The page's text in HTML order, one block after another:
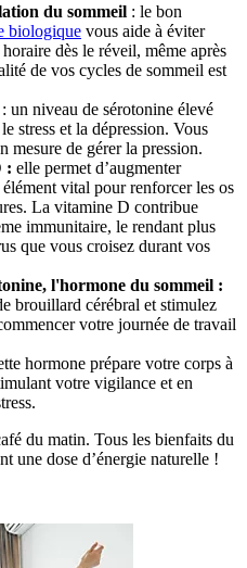
du sommeil : le bon
biologique vous aide à éviter
dès le réveil, même après
de vos cycles de sommeil est
: un niveau de sérotonine élevé
stress et la dépression. Vous
mesure de gérer la pression.
: elle permet d’augmenter
vital pour renforcer les os
La vitamine D contribue
immunitaire, le rendant plus
que vous croisez durant vos
l'hormone du sommeil :
brouillard cérébral et stimulez
votre journée de travail
hormone prépare votre corps à
votre vigilance et en
du matin. Tous les bienfaits du
une dose d’énergie naturelle !